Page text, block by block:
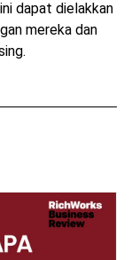
dapat dielakkan
mereka dan